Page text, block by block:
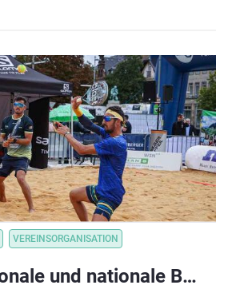
VEREINSORGANISATION
Die internationale und nationale Beach Tennis Elite schlägt zum 5. Mal in Saarlouis auf